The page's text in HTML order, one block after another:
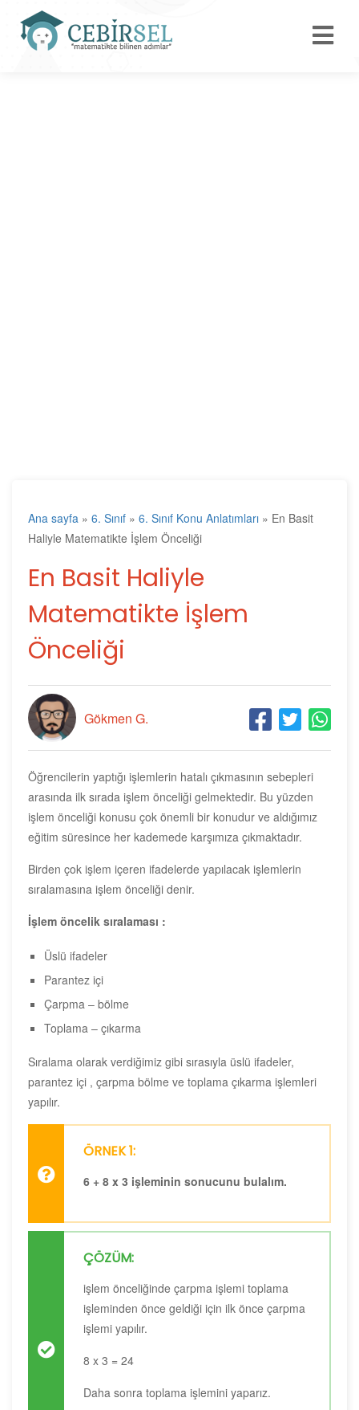
Ana sayfa » 6. Sınıf » 6. Sınıf Konu Anlatımları » En Basit
Haliyle Matematikte İşlem Önceliği
En Basit Haliyle
Matematikte İşlem
Önceliği
Gökmen G.
Öğrencilerin yaptığı işlemlerin hatalı çıkmasının sebepleri
arasında ilk sırada işlem önceliği gelmektedir. Bu yüzden
işlem önceliği konusu çok önemli bir konudur ve aldığımız
eğitim süresince her kademede karşımıza çıkmaktadır.
Birden çok işlem içeren ifadelerde yapılacak işlemlerin
sıralamasına işlem önceliği denir.
İşlem öncelik sıralaması :
Üslü ifadeler
Parantez içi
Çarpma – bölme
Toplama – çıkarma
Sıralama olarak verdiğimiz gibi sırasıyla üslü ifadeler,
parantez içi , çarpma bölme ve toplama çıkarma işlemleri
yapılır.
ÖRNEK 1:
6 + 8 x 3 işleminin sonucunu bulalım.
ÇÖZÜM:
işlem önceliğinde çarpma işlemi toplama
işleminden önce geldiği için ilk önce çarpma
işlemi yapılır.
8 x 3 = 24
Daha sonra toplama işlemini yaparız.